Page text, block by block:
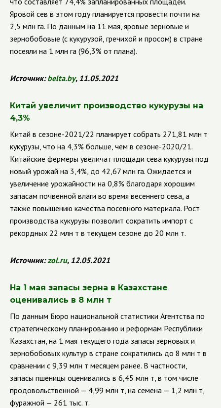
Яровой сев в этом году планируется провести почти на
2,5 млн га. По данным на 11 мая, яровые зерновые и
зернобобовые (с кукурузой, гречихой и просом) в стране
посеяли на 1 млн га (96,3% от плана).
Источник:belta.by, 11.05.2021
Китай увеличит производство кукурузы на
4,3%
Китай в сезоне-2021/22 планирует собрать 271,81 млн т
кукурузы, что на 4,3% больше, чем в сезоне-2020/21.
Китайские фермеры увеличат площади сева кукурузы под
новый урожай на 3,4%, до 42,67 млн га. Ожидается и
увеличение урожайности на 0,8% благодаря хорошим
запасам почвенной влаги во время весеннего сева, а
также повышению качества посевного материала. Рост
производства кукурузы позволит сократить импорт с
рекордных 22 млн т в текущем сезоне до 20 млн т.
Источник:zol.ru, 12.05.2021
На 1 мая запасы зерна в Казахстане
оценивались в 8 млн т
По данным Бюро национальной статистики Агентства по
стратегическому планированию и реформам Республики
Казахстан, на 1 мая текущего года запасы зерновых и
зернобобовых культур в стране сократились до 8 млн т в
сравнении с 9,39 млн т месяцем ранее. В частности,
запасы пшеницы оценивались в 6,45 млн т, в том числе
продовольственной — 4,99 млн т, на семена — 1,2 млн т,
фуражной — 261 тыс. т.